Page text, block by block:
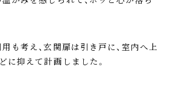
も考え、玄関扉は引き戸に、室内へ上
に抑えて計画しました。